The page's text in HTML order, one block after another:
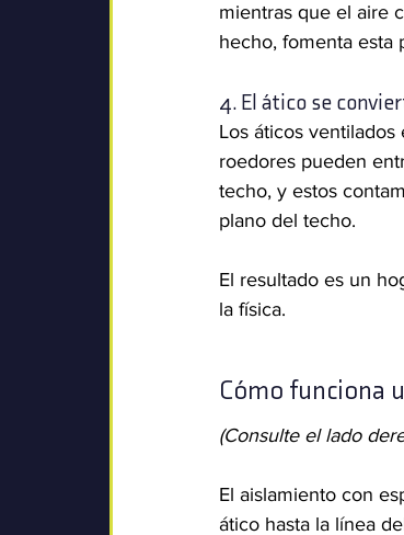
mientras que el aire
hecho, fomenta esta
4. El ático se
Los áticos
roedores pueden
techo, y estos
plano del techo.
El resultado es un
la física.
Cómo funciona
(Consulte el lado
El aislamiento con
ático hasta la línea